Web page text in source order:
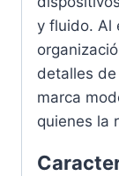
y fluido. Al
detalles
marca
quienes la